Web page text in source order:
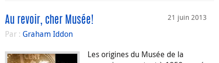
21 juin 2013
Au revoir, cher Musée!
Par : Graham Iddon
Les origines du Musée de la